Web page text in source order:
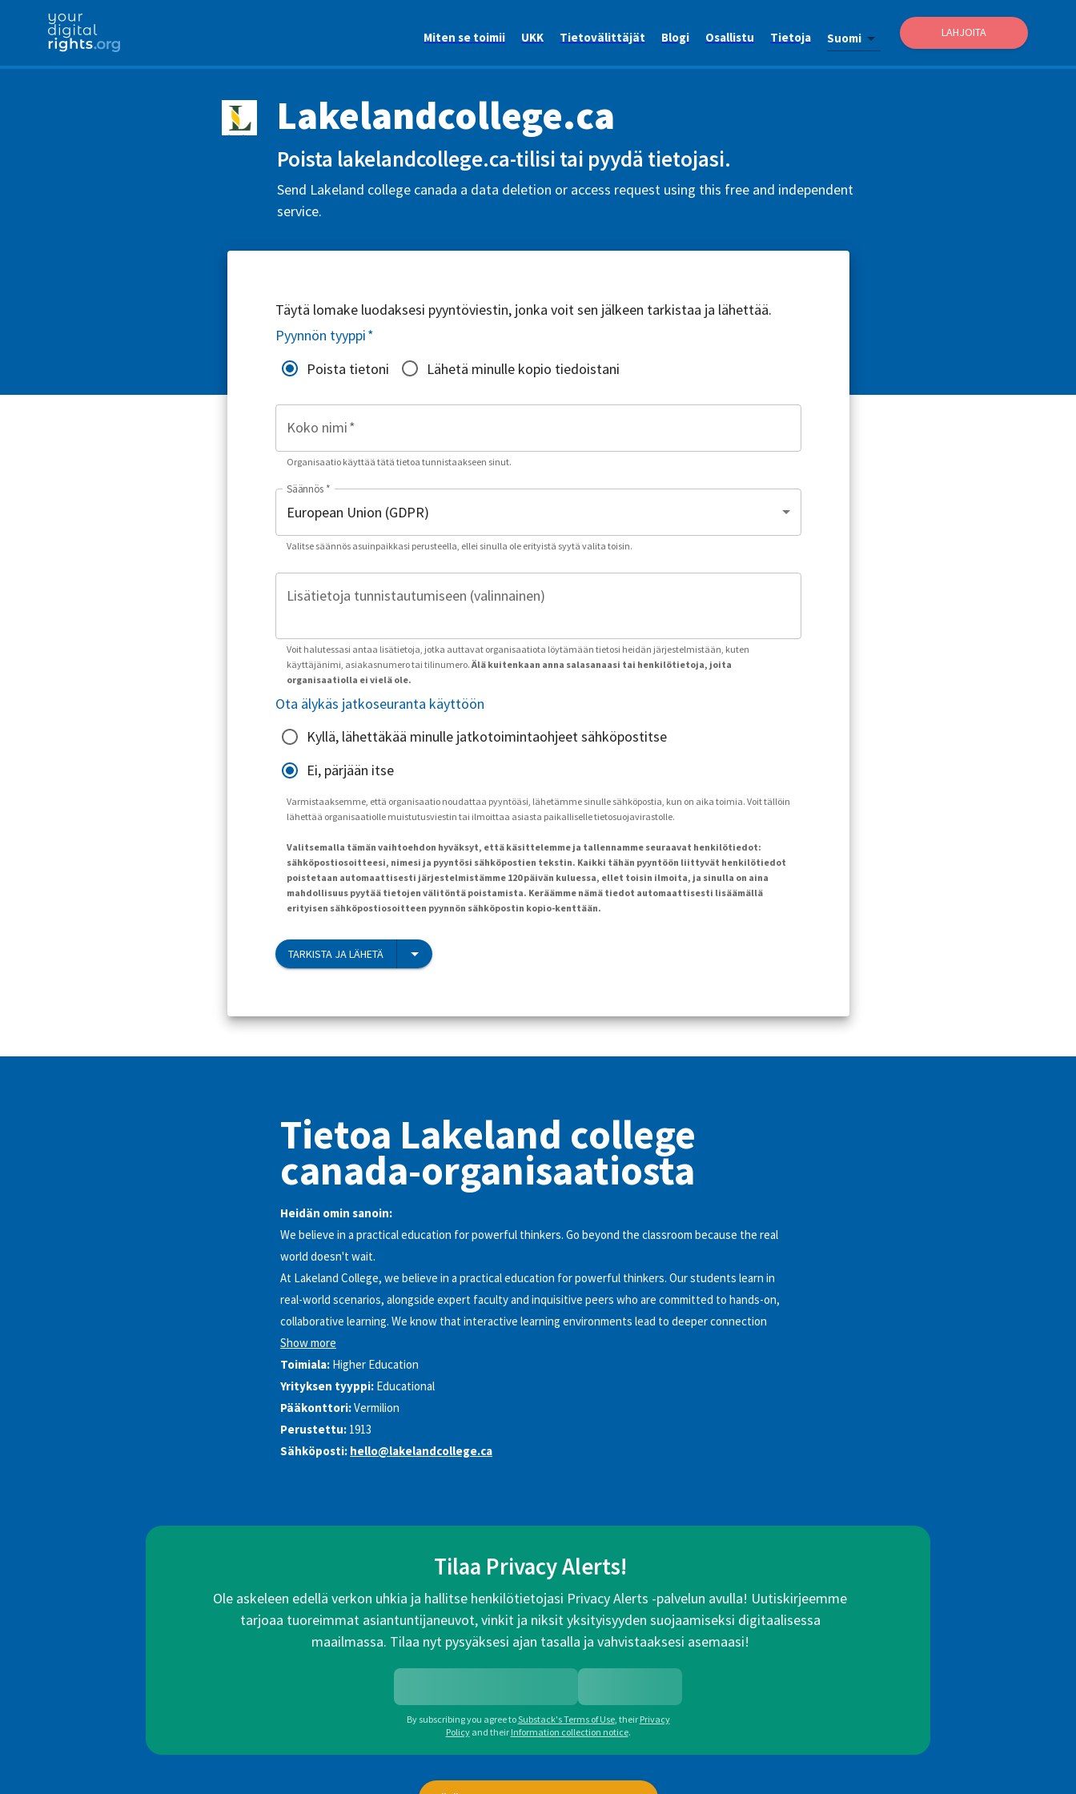
Miten se toimii UKK Tietovälittäjät Blogi Osallistu Tietoja Suomi LAHJOITA
Lakelandcollege.ca
Poista lakelandcollege.ca-tilisi tai pyydä tietojasi.
Send Lakeland college canada a data deletion or access request using this free and independent
service.
Täytä lomake luodaksesi pyyntöviestin, jonka voit sen jälkeen tarkistaa ja lähettää.
Pyynnön tyyppi*
Poista tietoni
Lähetä minulle kopio tiedoistani
Koko nimi*
Organisaatio käyttää tätä tietoa tunnistaakseen sinut.
Säännös *
Valitse säännös asuinpaikkasi perusteella, ellei sinulla ole erityistä syytä valita toisin.
Lisätietoja tunnistautumiseen (valinnainen)
Voit halutessasi antaa lisätietoja, jotka auttavat organisaatiota löytämään tietosi heidän järjestelmistään, kuten
käyttäjänimi, asiakasnumero tai tilinumero. Älä kuitenkaan anna salasanaasi tai henkilötietoja, joita
organisaatiolla ei vielä ole.
Ota älykäs jatkoseuranta käyttöön
Kyllä, lähettäkää minulle jatkotoimintaohjeet sähköpostitse
Ei, pärjään itse
Varmistaaksemme, että organisaatio noudattaa pyyntöäsi, lähetämme sinulle sähköpostia, kun on aika toimia. Voit tällöin
lähettää organisaatiolle muistutusviestin tai ilmoittaa asiasta paikalliselle tietosuojavirastolle.
Valitsemalla tämän vaihtoehdon hyväksyt, että käsittelemme ja tallennamme seuraavat henkilötiedot:
sähköpostiosoitteesi, nimesi ja pyyntösi sähköpostien tekstin. Kaikki tähän pyyntöön liittyvät henkilötiedot
poistetaan automaattisesti järjestelmistämme 120 päivän kuluessa, ellet toisin ilmoita, ja sinulla on aina
mahdollisuus pyytää tietojen välitöntä poistamista. Keräämme nämä tiedot automaattisesti lisäämällä
erityisen sähköpostiosoitteen pyynnön sähköpostin kopio-kenttään.
TARKISTA JA LÄHETÄ
Tietoa Lakeland college
canada-organisaatiosta
Heidän omin sanoin:
We believe in a practical education for powerful thinkers. Go beyond the classroom because the real
world doesn't wait.
At Lakeland College, we believe in a practical education for powerful thinkers. Our students learn in
real-world scenarios, alongside expert faculty and inquisitive peers who are committed to hands-on,
collaborative learning. We know that interactive learning environments lead to deeper connection
Show more
Toimiala: Higher Education
Yrityksen tyyppi: Educational
Pääkonttori:Vermilion
Perustettu: 1913
Sähköposti: hello@lakelandcollege.ca
Tilaa Privacy Alerts!
Ole askeleen edellä verkon uhkia ja hallitse henkilötietojasi Privacy Alerts -palvelun avulla! Uutiskirjeemme
tarjoaa tuoreimmat asiantuntijaneuvot, vinkit ja niksit yksityisyyden suojaamiseksi digitaalisessa
maailmassa. Tilaa nyt pysyäksesi ajan tasalla ja vahvistaaksesi asemaasi!
By subscribing you agree toSubstack's Terms of Use, their Privacy
Policy and their Information collection notice.